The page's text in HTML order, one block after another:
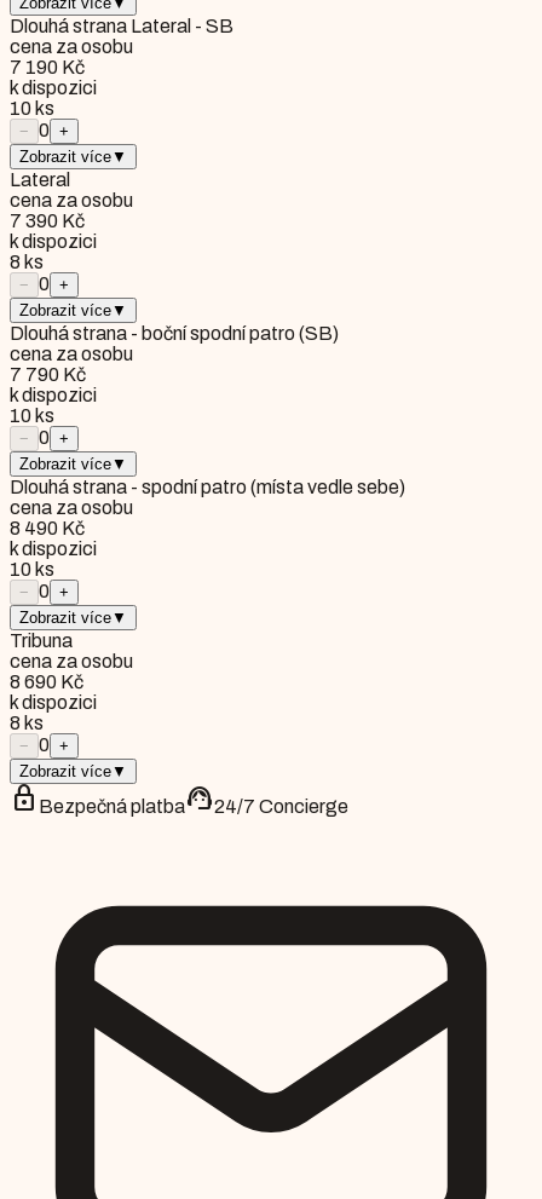
Dlouhá strana Lateral - SB
cena za osobu
7 190 Kč
k dispozici
10 ks
− 0 +
Zobrazit více▼
Lateral
cena za osobu
7 390 Kč
k dispozici
8 ks
− 0 +
Zobrazit více▼
Dlouhá strana - boční spodní patro (SB)
cena za osobu
7 790 Kč
k dispozici
10 ks
− 0 +
Zobrazit více▼
Dlouhá strana - spodní patro (místa vedle sebe)
cena za osobu
8 490 Kč
k dispozici
10 ks
− 0 +
Zobrazit více▼
Tribuna
cena za osobu
8 690 Kč
k dispozici
8 ks
− 0 +
Zobrazit více▼
lock Bezpečná platbasupport_agent24/7 Concierge